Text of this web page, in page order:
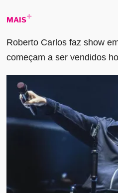
MAIS
Roberto Carlos faz show
começam a ser vendidos